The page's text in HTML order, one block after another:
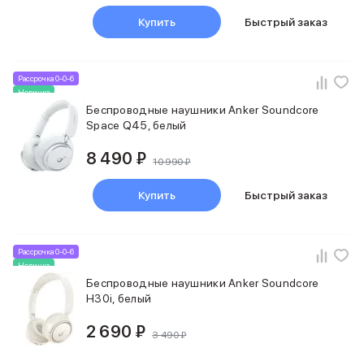
Купить Быстрый заказ
Рассрочка 0-0-6
Новинка
Беспроводные наушники Anker Soundcore
Space Q45, белый
8 490 ₽ 10 990 ₽
Купить Быстрый заказ
Рассрочка 0-0-6
Новинка
Беспроводные наушники Anker Soundcore
H30i, белый
2 690 ₽ 3 490 ₽